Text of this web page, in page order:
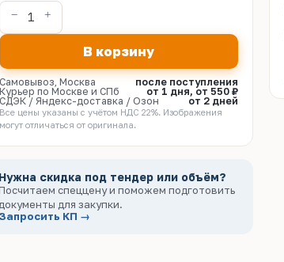
В корзину
Самовывоз, Москва
после поступления
Курьер по Москве и СПб
от 1 дня, от 550 ₽
СДЭК / Яндекс-доставка / Озон
от 2 дней
Все цены указаны с учётом НДС 22%. Изображения
могут отличаться от оригинала.
Нужна скидка под тендер или объём?
спеццену и поможем подготовить
документы для закупки.
Запросить КП →